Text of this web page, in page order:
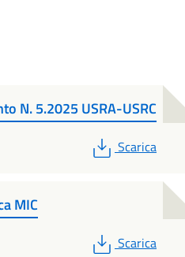
N. 5.2025 USRA-USRC
PDF
Scarica
MIC
PDF
Scarica